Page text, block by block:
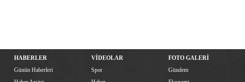
HABERLER
Günün Haberleri
VİDEOLAR
Spor
FOTO GALERİ
Gündem